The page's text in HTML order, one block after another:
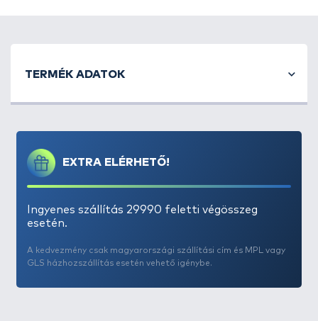
EXTRA ELÉRHETŐ!
Ingyenes szállítás 29990 feletti végösszeg
esetén.
A kedvezmény csak magyarországi szállítási cím és MPL vagy
GLS házhozszállítás esetén vehető igénybe.
TERMÉK ADATOK